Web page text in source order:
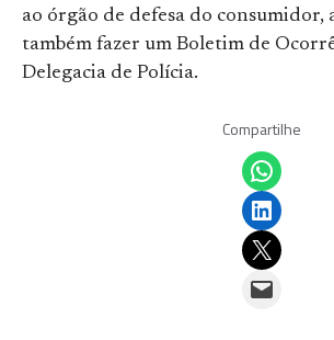
ao órgão de defesa do consumidor,
também fazer um Boletim de
Delegacia de Polícia.
Compartilhe
Share on
Share on LinkedIn
Email this Page
Email this Page